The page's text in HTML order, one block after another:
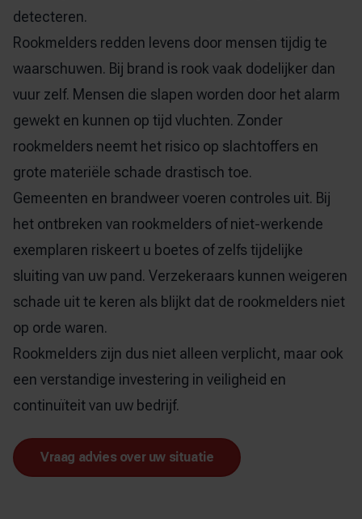
detecteren.
Rookmelders redden levens door mensen tijdig te
waarschuwen. Bij brand is rook vaak dodelijker dan
vuur zelf. Mensen die slapen worden door het alarm
gewekt en kunnen op tijd vluchten. Zonder
rookmelders neemt het risico op slachtoffers en
grote materiële schade drastisch toe.
Gemeenten en brandweer voeren controles uit. Bij
het ontbreken van rookmelders of niet-werkende
exemplaren riskeert u boetes of zelfs tijdelijke
sluiting van uw pand. Verzekeraars kunnen weigeren
schade uit te keren als blijkt dat de rookmelders niet
op orde waren.
Rookmelders zijn dus niet alleen verplicht, maar ook
een verstandige investering in veiligheid en
continuïteit van uw bedrijf.
Vraag advies over uw situatie